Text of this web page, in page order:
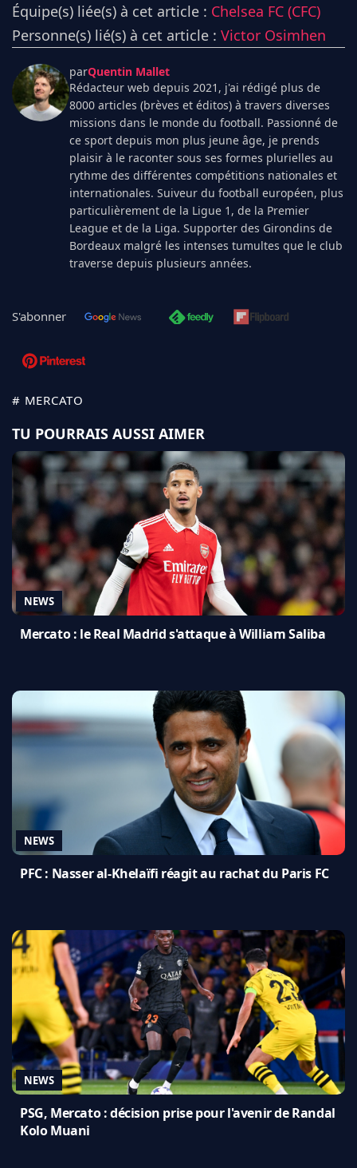
Équipe(s) liée(s) à cet article : Chelsea FC (CFC)
Personne(s) lié(s) à cet article : Victor Osimhen
parQuentin Mallet
Rédacteur web depuis 2021, j'ai rédigé plus de
8000 articles (brèves et éditos) à travers diverses
missions dans le monde du football. Passionné de
ce sport depuis mon plus jeune âge, je prends
plaisir à le raconter sous ses formes plurielles au
rythme des différentes compétitions nationales et
internationales. Suiveur du football européen, plus
particulièrement de la Ligue 1, de la Premier
League et de la Liga. Supporter des Girondins de
Bordeaux malgré les intenses tumultes que le club
traverse depuis plusieurs années.
S'abonner
# MERCATO
TU POURRAIS AUSSI AIMER
NEWS
Mercato : le Real Madrid s'attaque à William Saliba
NEWS
PFC : Nasser al-Khelaïfi réagit au rachat du Paris FC
NEWS
PSG, Mercato : décision prise pour l'avenir de Randal
Kolo Muani